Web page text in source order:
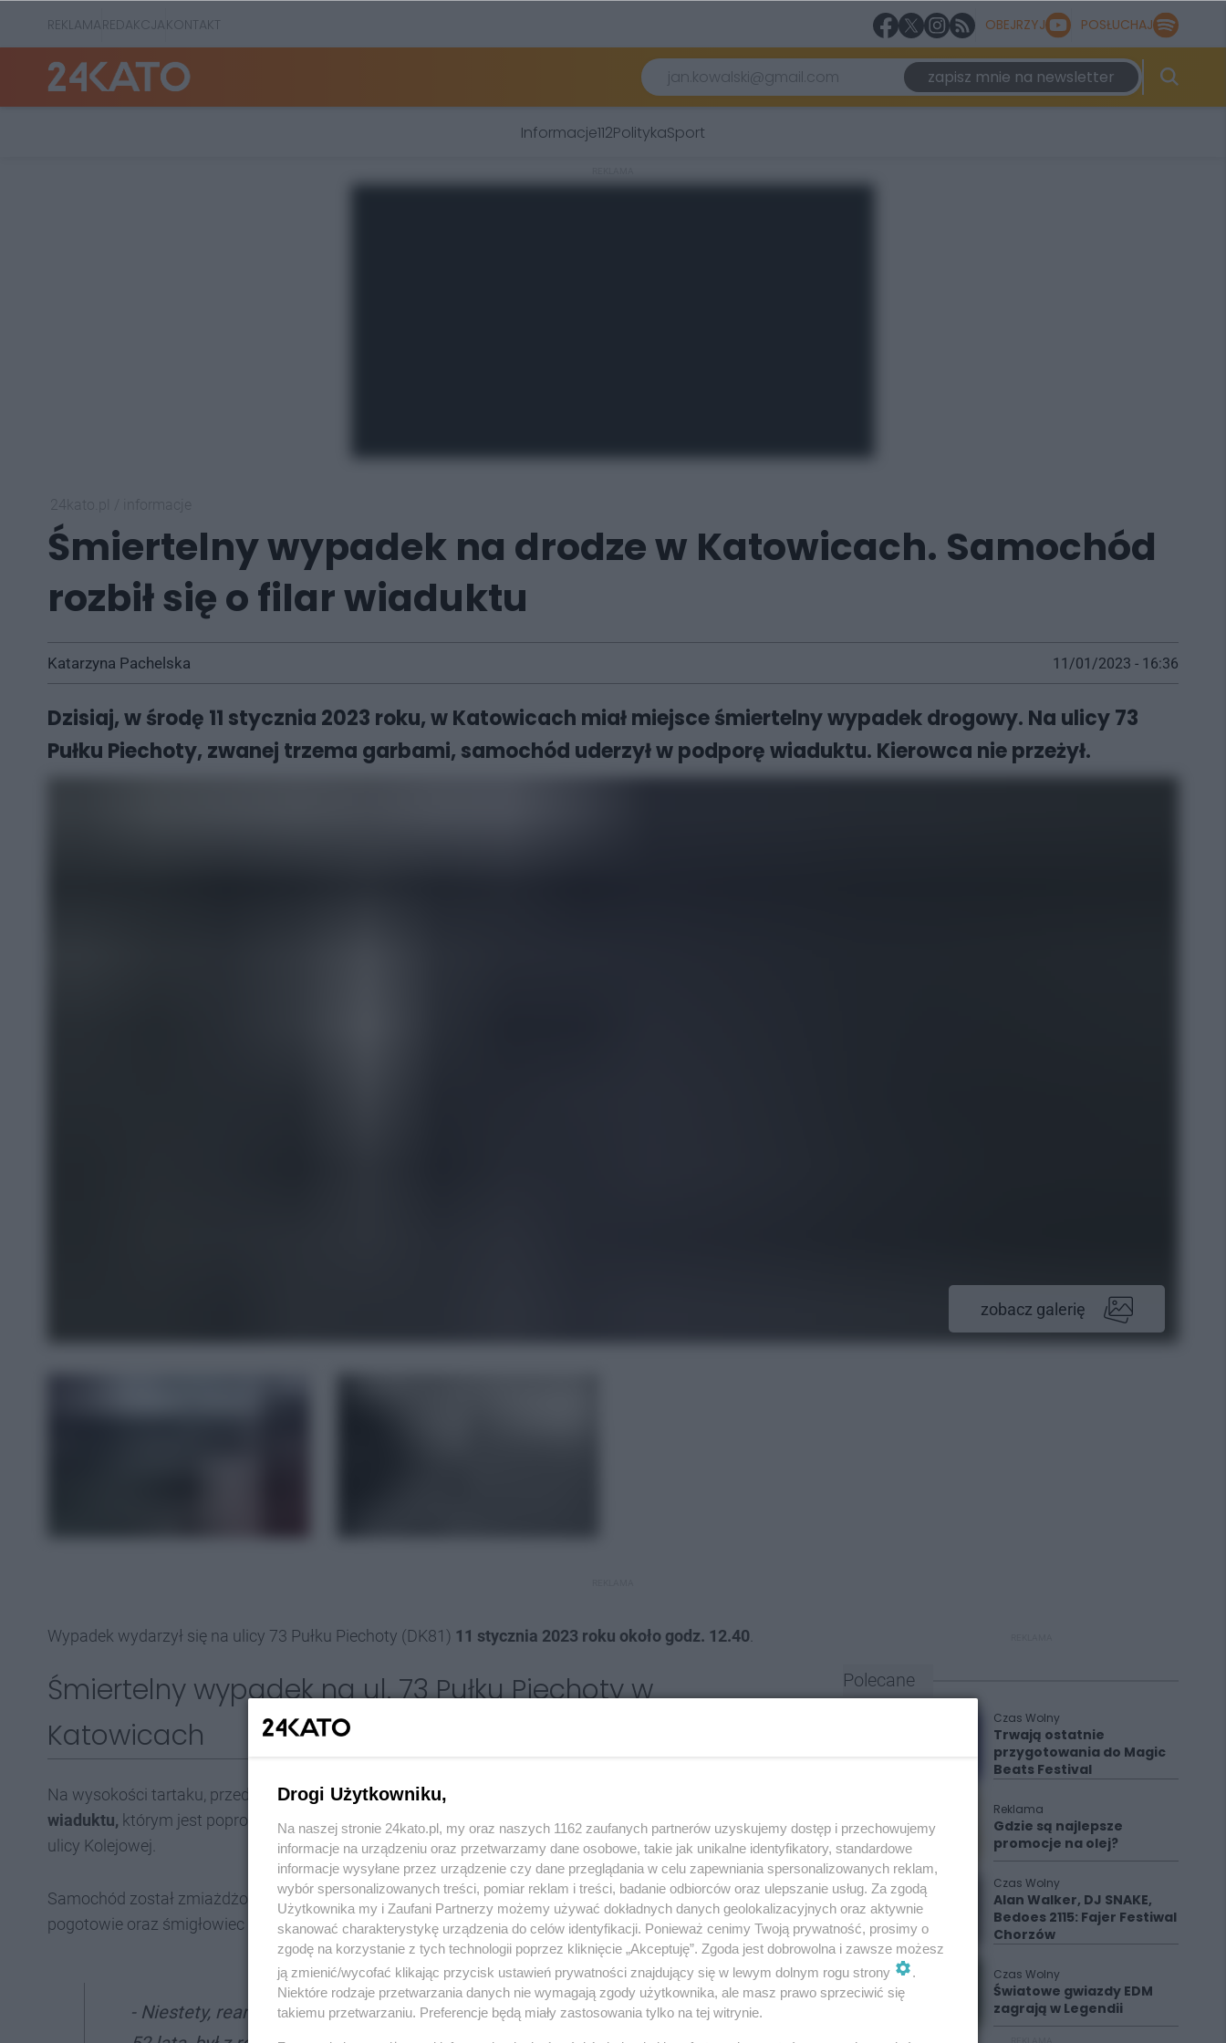
REKLAMAREDAKCJAKONTAKT OBEJRZYJ POSŁUCHAJ
zapisz mnie na newsletter
Informacje112PolitykaSport
Śmiertelny wypadek na drodze w Katowicach. Samochód
rozbił się o filar wiaduktu
Katarzyna Pachelska 11/01/2023 - 16:36
Dzisiaj, w środę 11 stycznia 2023 roku, w Katowicach miał miejsce śmiertelny wypadek drogowy. Na ulicy 73
Pułku Piechoty, zwanej trzema garbami, samochód uderzył w podporę wiaduktu. Kierowca nie przeżył.
zobacz galerię
Wypadek wydarzył się na ulicy 73 Pułku Piechoty (DK81) 11 stycznia 2023 roku około godz. 12.40
Śmiertelny wypadek na ul. 73 Pułku Piechoty w
Katowicach
Na wysokości tartaku, przed przejazdem dla rowerów,samochód marki Alfa Romeo uderzył w filar
wiaduktu, którym jest poprowadzona linia ciepłownicza. Jechał od strony węzła Giszowiec w stronę
ulicy Kolejowej.
Samochód został zmiażdżony, a kierowca - zakleszczony we wraku. Na miejsce wypadku wezwano
pogotowie oraz śmigłowiec Lotniczego Pogotowia Ratunkowego.
- Niestety, reanimacja się nie powiodła.Kierowca zmarł na miejscu wypadku.Miał
Polecane
Czas Wolny
Trwają ostatnie
przygotowania do Magic
Beats Festival
Reklama
Gdzie są najlepsze
promocje na olej?
Czas Wolny
Alan Walker, DJ SNAKE,
Bedoes 2115: Fajer Festiwal
Chorzów
Czas Wolny
Światowe gwiazdy EDM
zagrają w Legendii
Drogi Użytkowniku,
Na naszej stronie 24kato.pl, my oraz naszych 1162 zaufanych partnerów uzyskujemy dostęp i przechowujemy
informacje na urządzeniu oraz przetwarzamy dane osobowe, takie jak unikalne identyfikatory, standardowe
informacje wysyłane przez urządzenie czy dane przeglądania w celu zapewniania spersonalizowanych reklam,
wybór spersonalizowanych treści, pomiar reklam i treści, badanie odbiorców oraz ulepszanie usług. Za zgodą
Użytkownika my i Zaufani Partnerzy możemy używać dokładnych danych geolokalizacyjnych oraz aktywnie
skanować charakterystykę urządzenia do celów identyfikacji. Ponieważ cenimy Twoją prywatność, prosimy o
zgodę na korzystanie z tych technologii poprzez kliknięcie „Akceptuję”. Zgoda jest dobrowolna i zawsze możesz
ją zmienić/wycofać klikając przycisk ustawień prywatności znajdujący się w lewym dolnym rogu strony
.
Niektóre rodzaje przetwarzania danych nie wymagają zgody użytkownika, ale masz prawo sprzeciwić się
takiemu przetwarzaniu. Preferencje będą miały zastosowania tylko na tej witrynie.